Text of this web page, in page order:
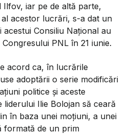
iar pe de altă parte,
acestor lucrări, s-a dat un
acestui Consiliu Național au
PNL în 21 iunie.
acord ca, în lucrările
adoptării o serie modificări
politice și aceste
Ilie Bolojan să ceară
în baza unei moțiuni, a unei
formată de un prim